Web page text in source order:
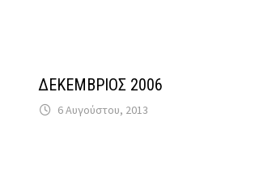
ΔΕΚΕΜΒΡΙΟΣ 2006
6 Αυγούστου, 2013